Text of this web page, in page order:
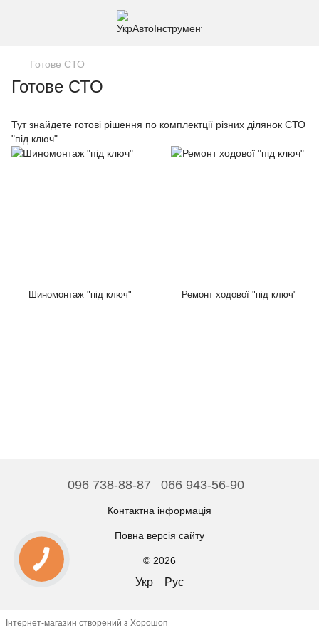
Готове СТО
Готове СТО
Тут знайдете готові рішення по комплектції різних ділянок СТО
"під ключ"
Шиномонтаж "під ключ" Ремонт ходової "під ключ"
096 738-88-87 066 943-56-90
Контактна інформація
Повна версія сайту
© 2026
Укр Рус
Інтернет-магазин створений з Хорошоп